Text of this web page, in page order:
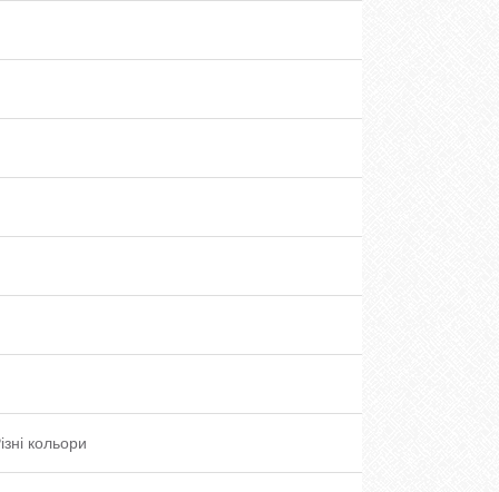
кольори